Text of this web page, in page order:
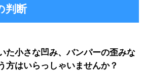
判断
た小さな凹み、バンパーの歪みな
方はいらっしゃいませんか？